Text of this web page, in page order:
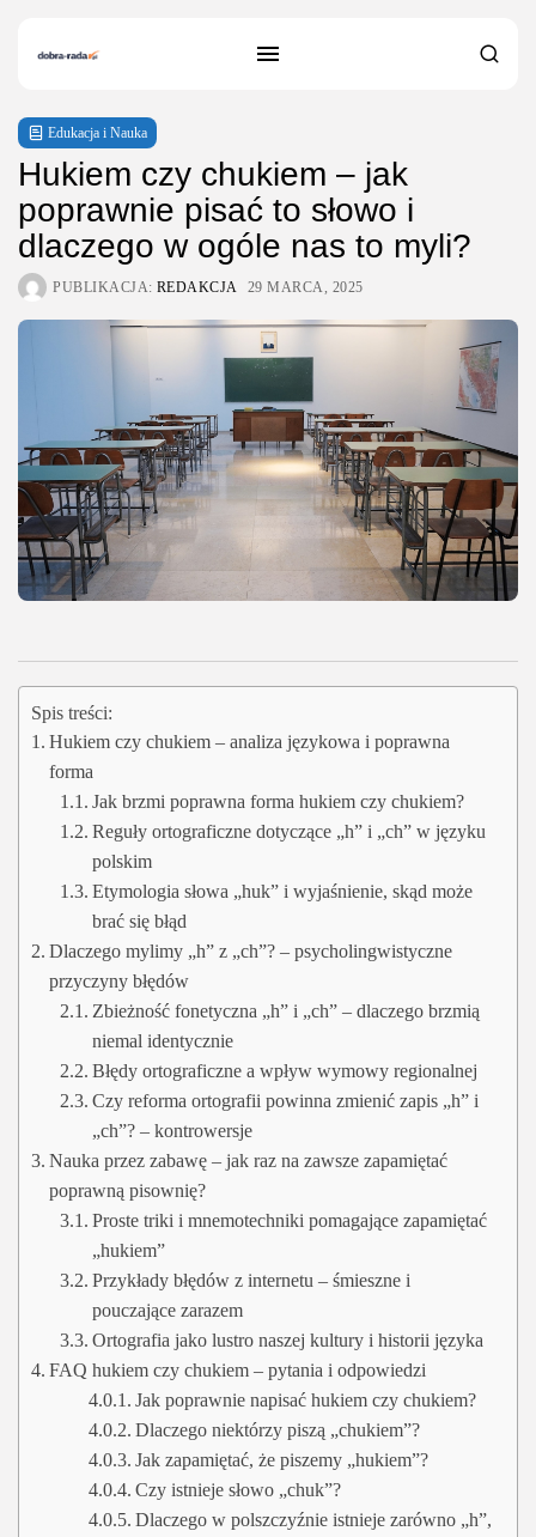
Edukacja i Nauka
Hukiem czy chukiem – jak
poprawnie pisać to słowo i
dlaczego w ogóle nas to myli?
PUBLIKACJA: REDAKCJA 29 MARCA, 2025
Spis treści:
Hukiem czy chukiem – analiza językowa i poprawna
forma
Jak brzmi poprawna forma hukiem czy chukiem?
Reguły ortograficzne dotyczące „h” i „ch” w języku
polskim
Etymologia słowa „huk” i wyjaśnienie, skąd może
brać się błąd
Dlaczego mylimy „h” z „ch”? – psycholingwistyczne
przyczyny błędów
Zbieżność fonetyczna „h” i „ch” – dlaczego brzmią
niemal identycznie
Błędy ortograficzne a wpływ wymowy regionalnej
Czy reforma ortografii powinna zmienić zapis „h” i
„ch”? – kontrowersje
Nauka przez zabawę – jak raz na zawsze zapamiętać
poprawną pisownię?
Proste triki i mnemotechniki pomagające zapamiętać
„hukiem”
Przykłady błędów z internetu – śmieszne i
pouczające zarazem
Ortografia jako lustro naszej kultury i historii języka
FAQ hukiem czy chukiem – pytania i odpowiedzi
Jak poprawnie napisać hukiem czy chukiem?
Dlaczego niektórzy piszą „chukiem”?
Jak zapamiętać, że piszemy „hukiem”?
Czy istnieje słowo „chuk”?
Dlaczego w polszczyźnie istnieje zarówno „h”,